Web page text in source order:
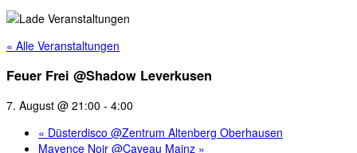
« Alle Veranstaltungen
Feuer Frei @Shadow Leverkusen
7. August @ 21:00 - 4:00
« Düsterdisco @Zentrum Altenberg Oberhausen
Mayence Noir @Caveau Mainz »